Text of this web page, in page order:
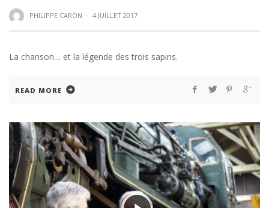
PHILIPPE CARON · 4 JUILLET 2017
La chanson… et la légende des trois sapins.
READ MORE